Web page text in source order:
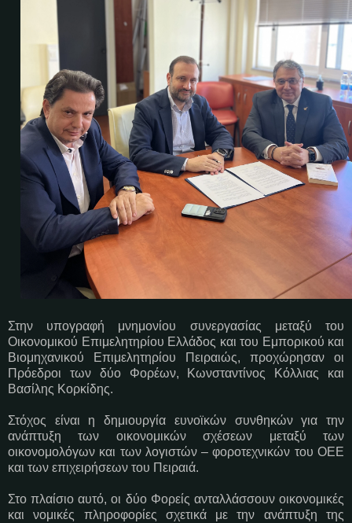
Στην υπογραφή μνημονίου συνεργασίας μεταξύ του
Οικονομικού Επιμελητηρίου Ελλάδος και του Εμπορικού και
Βιομηχανικού Επιμελητηρίου Πειραιώς, προχώρησαν οι
Πρόεδροι των δύο Φορέων, Κωνσταντίνος Κόλλιας και
Βασίλης Κορκίδης.
Στόχος είναι η δημιουργία ευνοϊκών συνθηκών για την
ανάπτυξη των οικονομικών σχέσεων μεταξύ των
οικονομολόγων και των λογιστών – φοροτεχνικών του ΟΕΕ
και των επιχειρήσεων του Πειραιά.
Στο πλαίσιο αυτό, οι δύο Φορείς ανταλλάσσουν οικονομικές
και νομικές πληροφορίες σχετικά με την ανάπτυξη της